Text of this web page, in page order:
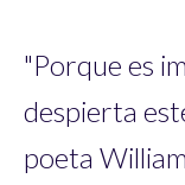
"Porque es
despierta
poeta